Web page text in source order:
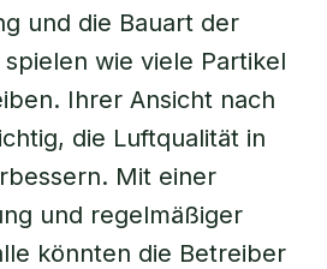
und die Bauart der
wie viele Partikel
Ihrer Ansicht nach
die Luftqualität in
Mit einer
und regelmäßiger
könnten die Betreiber